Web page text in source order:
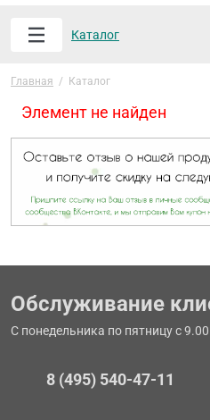
Каталог
Главная / Каталог
Элемент не найден
Обслуживание
С понедельника по пятницу с
8 (495) 540-47-11